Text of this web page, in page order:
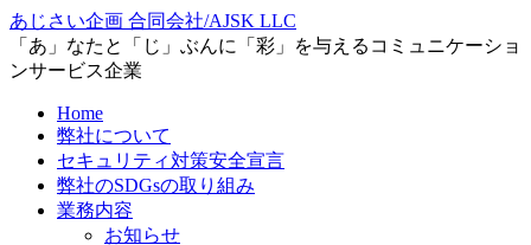
あじさい企画 合同会社/AJSK LLC
「あ」なたと「じ」ぶんに「彩」を与えるコミュニケーショ
ンサービス企業
Home
弊社について
セキュリティ対策安全宣言
弊社のSDGsの取り組み
業務内容
お知らせ